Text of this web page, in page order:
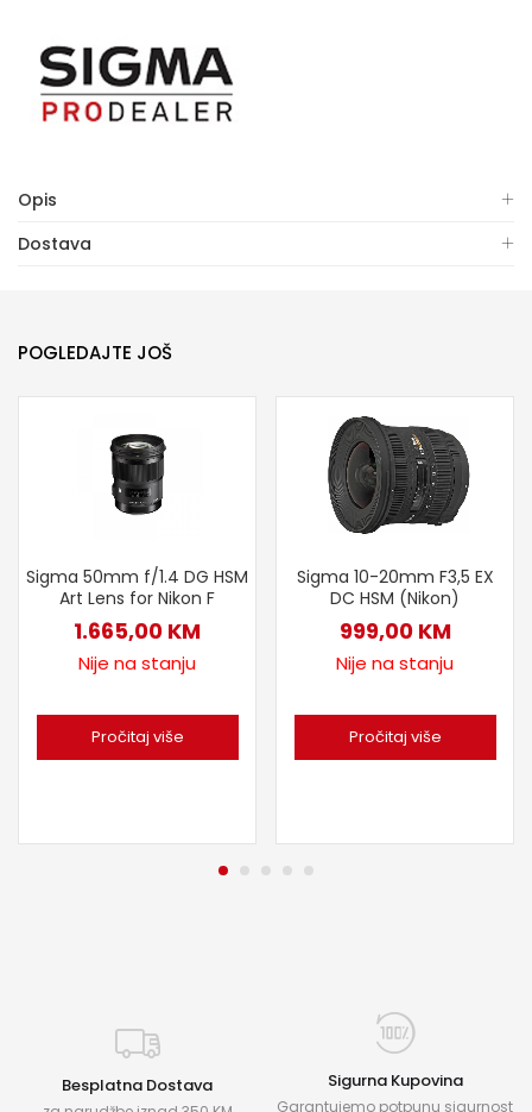
Opis
Dostava
POGLEDAJTE JOŠ
Sigma 50mm f/1.4 DG HSM
Art Lens for Nikon F
1.665,00 KM
Nije na stanju
Pročitaj više
Sigma 10-20mm F3,5 EX
DC HSM (Nikon)
999,00 KM
Nije na stanju
Pročitaj više
Besplatna Dostava Sigurna Kupovina
Garantujemo potpunu sigurnost